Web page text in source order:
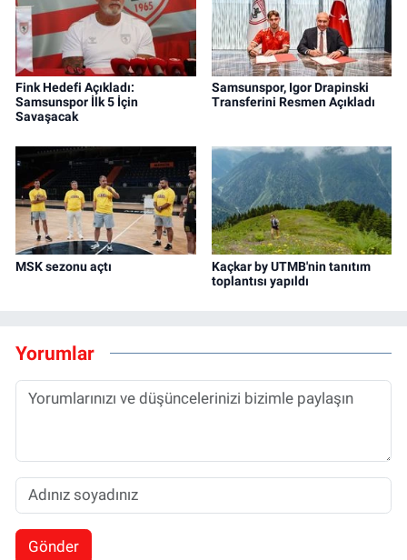
Fink Hedefi Açıkladı:
Samsunspor İlk 5 İçin
Savaşacak
Samsunspor, Igor Drapinski
Transferini Resmen Açıkladı
MSK sezonu açtı
Kaçkar by UTMB'nin tanıtım
toplantısı yapıldı
Yorumlar
Gönder